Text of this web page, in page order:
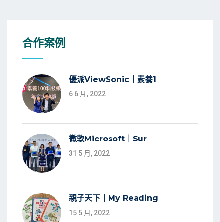
合作案例
優派ViewSonic｜素養1
6 6 月, 2022
微軟Microsoft｜Sur
31 5 月, 2022
親子天下｜My Reading
15 5 月, 2022